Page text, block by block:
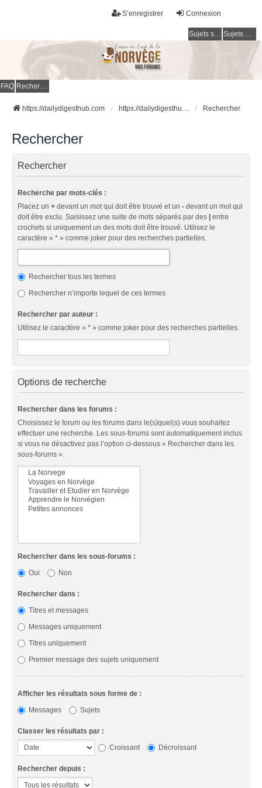
Connexion
S’enregistrer
Sujets sans réponse Sujets actifs
FAQ Rechercher
https://dailydigesthub.com https://dailydigesthub.com Rechercher
Rechercher
Rechercher
Recherche par mots-clés :
Placez un + devant un mot qui doit être trouvé et un - devant un mot qui
doit être exclu. Saisissez une suite de mots séparés par des
entre
crochets si uniquement un des mots doit être trouvé. Utilisez le
caractère « * » comme joker pour des recherches partielles.
Rechercher tous les termes
Rechercher n’importe lequel de ces termes
Rechercher par auteur :
Utilisez le caractère « * » comme joker pour des recherches partielles.
Options de recherche
Rechercher dans les forums :
Choisissez le forum ou les forums dans le(s)quel(s) vous souhaitez
effectuer une recherche. Les sous-forums sont automatiquement inclus
si vous ne désactivez pas l’option ci-dessous « Rechercher dans les
sous-forums ».
Rechercher dans les sous-forums :
Oui
Non
Rechercher dans :
Titres et messages
Messages uniquement
Titres uniquement
Premier message des sujets uniquement
Afficher les résultats sous forme de :
Messages
Sujets
Classer les résultats par :
Croissant
Décroissant
Rechercher depuis :